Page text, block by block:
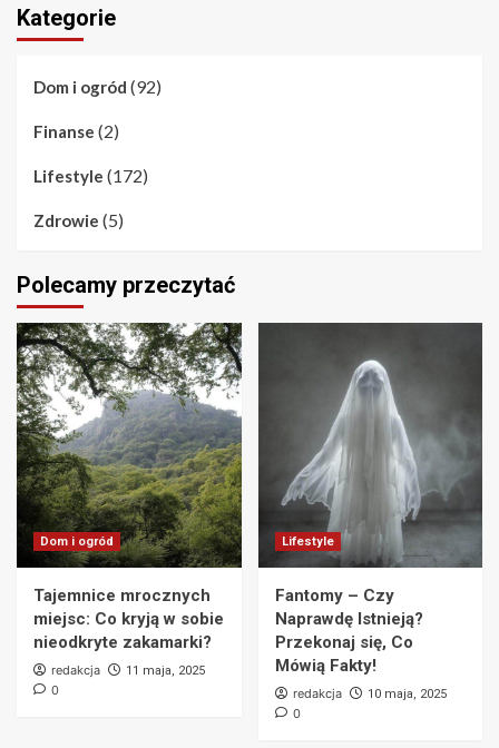
Kategorie
Dom i ogród (92)
Finanse (2)
Lifestyle (172)
Zdrowie (5)
Polecamy przeczytać
Dom i ogród
Tajemnice mrocznych
miejsc: Co kryją w sobie
nieodkryte zakamarki?
redakcja 11 maja, 2025
0
Lifestyle
Fantomy – Czy
Naprawdę Istnieją?
Przekonaj się, Co
Mówią Fakty!
redakcja 10 maja, 2025
0